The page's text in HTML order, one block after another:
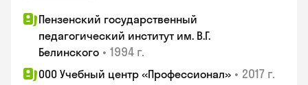
Пензенский государственный
педагогический институт им. В.Г.
Белинского • 1994 г.
ООО Учебный центр «Профессионал» • 2017 г.